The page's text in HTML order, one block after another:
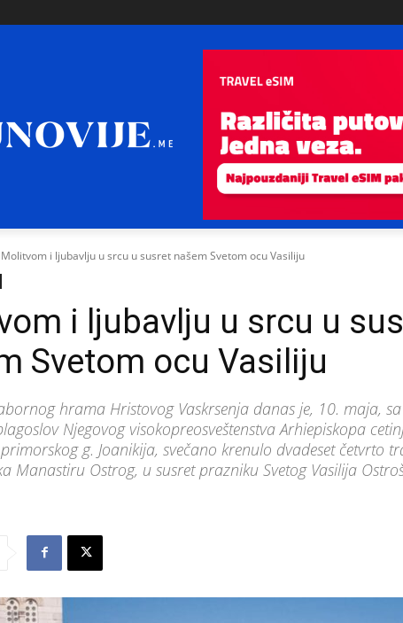
Molitvom i ljubavlju u srcu u susret našem Svetom ocu Vasiliju
i ljubavlju u srcu u
Svetom ocu Vasiliju
hrama Hristovog Vaskrsenja danas je, 10. maja,
Njegovog visokopreosveštenstva Arhiepiskopa
g. Joanikija, svečano krenulo dvadeset četvrto
Manastiru Ostrog, u susret prazniku Svetog Vasilija